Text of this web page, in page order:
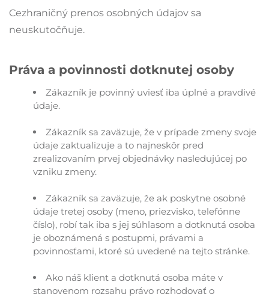
Cezhraničný prenos osobných údajov sa
neuskutočňuje.
Práva a povinnosti dotknutej osoby
Zákazník je povinný uviesť iba úplné a pravdivé
údaje.
Zákazník sa zaväzuje, že v prípade zmeny svoje
údaje zaktualizuje a to najneskôr pred
zrealizovaním prvej objednávky nasledujúcej po
vzniku zmeny.
Zákazník sa zaväzuje, že ak poskytne osobné
údaje tretej osoby (meno, priezvisko, telefónne
číslo), robí tak iba s jej súhlasom a dotknutá osoba
je oboznámená s postupmi, právami a
povinnosťami, ktoré sú uvedené na tejto stránke.
Ako náš klient a dotknutá osoba máte v
stanovenom rozsahu právo rozhodovať o